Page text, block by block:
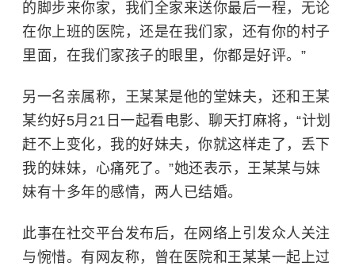
的脚步来你家，我们全家来送你最后一程，无论
在你上班的医院，还是在我们家，还有你的村子
里面，在我们家孩子的眼里，你都是好评。”
另一名亲属称，王某某是他的堂妹夫，还和王某
某约好5月21日一起看电影、聊天打麻将，“计划
赶不上变化，我的好妹夫，你就这样走了，丢下
我的妹妹，心痛死了。”她还表示，王某某与妹
妹有十多年的感情，两人已结婚。
此事在社交平台发布后，在网络上引发众人关注
与惋惜。有网友称，曾在医院和王某某一起上过